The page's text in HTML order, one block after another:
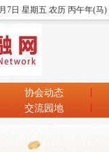
7日 星期五 农历 丙午年(马
协会动态
交流园地